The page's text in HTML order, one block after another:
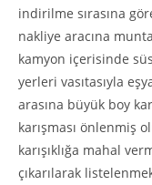
indirilme sırasına
nakliye aracına
kamyon içerisinde
yerleri vasıtasıyla
arasına büyük boy
karışması önlenmiş
karışıklığa mahal
çıkarılarak